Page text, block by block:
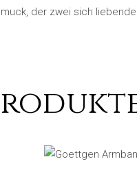
der zwei sich